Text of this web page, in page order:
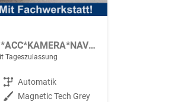
FR 1.5 eTSI DSG DSG*ACC*KAMERA*NAVI*FULL-LINK*LENKRADHEIZUNG*3-ZONE KLIMAAUTOMATIK
Tageszulassung
Getriebe Automatik
Außenfarbe Magnetic Tech Grey